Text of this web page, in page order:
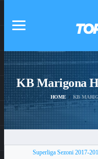
KB Marigona
HOME KB
Superliga Sezoni 2017-